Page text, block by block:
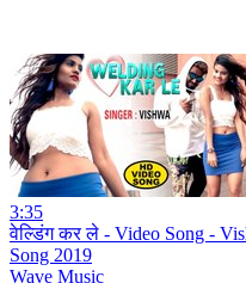
3:35
वेल्डिंग कर ले - Video Song -
Song 2019
Wave Music